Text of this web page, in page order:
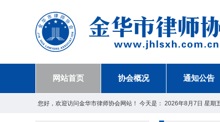
网站首页 协会概况 通知公告
您好，欢迎访问金华市律师协会网站！ 今天是： 2026年8月7日 星期